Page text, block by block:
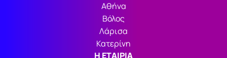
Αθήνα
Βόλος
Λάρισα
Κατερίνη
Η ΕΤΑΙΡΙΑ